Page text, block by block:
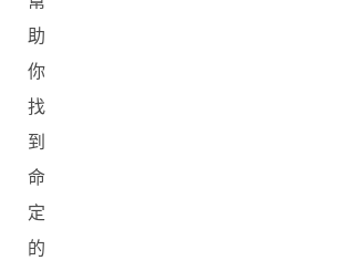
助
你
找
到
命
定
的